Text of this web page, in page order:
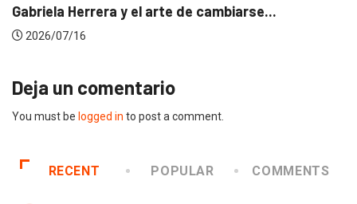
Gabriela Herrera y el arte de cambiarse...
2026/07/16
Deja un comentario
You must be logged in to post a comment.
RECENT POPULAR COMMENTS